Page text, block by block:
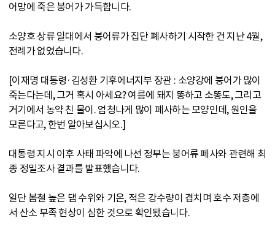
어망에 죽은 붕어가 가득합니다.
소양호 상류 일대에서 붕어류가 집단 폐사하기 시작한 건 지난 4월,
전례가 없었습니다.
[이재명 대통령·김성환 기후에너지부 장관 : 소양강에 붕어가 많이
죽는다는데, 그거 혹시 아세요? 여름에 돼지 똥하고 소똥도, 그리고
거기에서 농약 친 물이. 엄청나게 많이 폐사하는 모양인데, 원인을
모른다고, 한번 알아보십시오.]
대통령 지시 이후 사태 파악에 나선 정부는 붕어류 폐사와 관련해 최
종 정밀조사 결과를 발표했습니다.
일단 봄철 높은 댐 수위와 기온, 적은 강수량이 겹치며 호수 저층에
서 산소 부족 현상이 심한 것으로 확인됐습니다.